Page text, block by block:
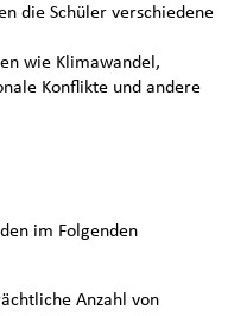
die Schüler verschiedene
wie Klimawandel,
Konflikte und andere
im Folgenden
Anzahl von